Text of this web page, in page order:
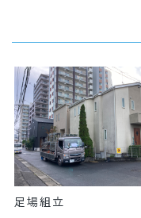
足場組立